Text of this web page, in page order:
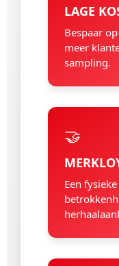
LAGE
Bespaar
meer
sampling.
🤝
Een